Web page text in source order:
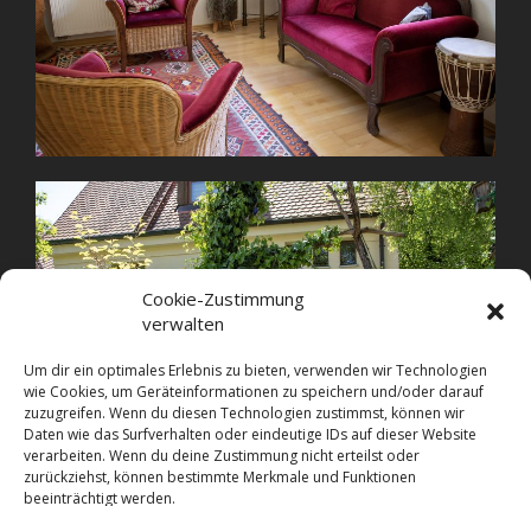
Cookie-Zustimmung
verwalten
Um dir ein optimales Erlebnis zu bieten, verwenden wir Technologien
wie Cookies, um Geräteinformationen zu speichern und/oder darauf
zuzugreifen. Wenn du diesen Technologien zustimmst, können wir
Daten wie das Surfverhalten oder eindeutige IDs auf dieser Website
verarbeiten. Wenn du deine Zustimmung nicht erteilst oder
zurückziehst, können bestimmte Merkmale und Funktionen
beeinträchtigt werden.